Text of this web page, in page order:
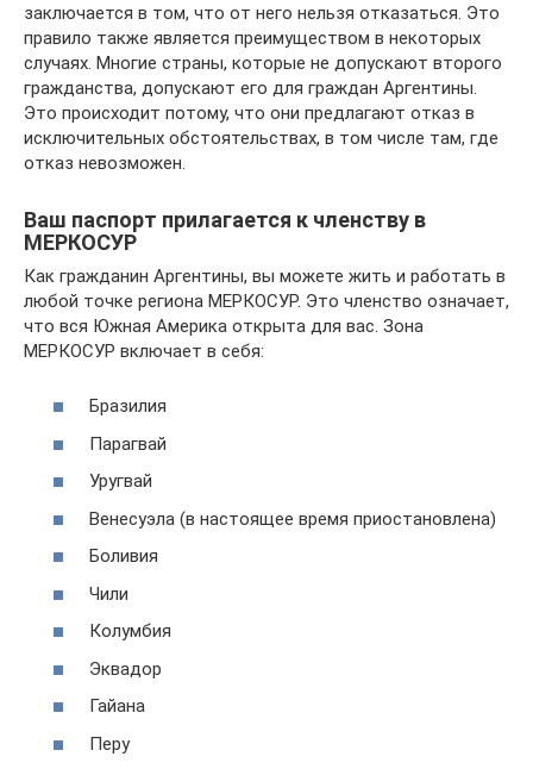
заключается в том, что от него нельзя отказаться. Это
правило также является преимуществом в некоторых
случаях. Многие страны, которые не допускают второго
гражданства, допускают его для граждан Аргентины.
Это происходит потому, что они предлагают отказ в
исключительных обстоятельствах, в том числе там, где
отказ невозможен.
Ваш паспорт прилагается к членству в
МЕРКОСУР
Как гражданин Аргентины, вы можете жить и работать в
любой точке региона МЕРКОСУР. Это членство означает,
что вся Южная Америка открыта для вас. Зона
МЕРКОСУР включает в себя:
Бразилия
Парагвай
Уругвай
Венесуэла (в настоящее время приостановлена)
Боливия
Чили
Колумбия
Эквадор
Гайана
Перу